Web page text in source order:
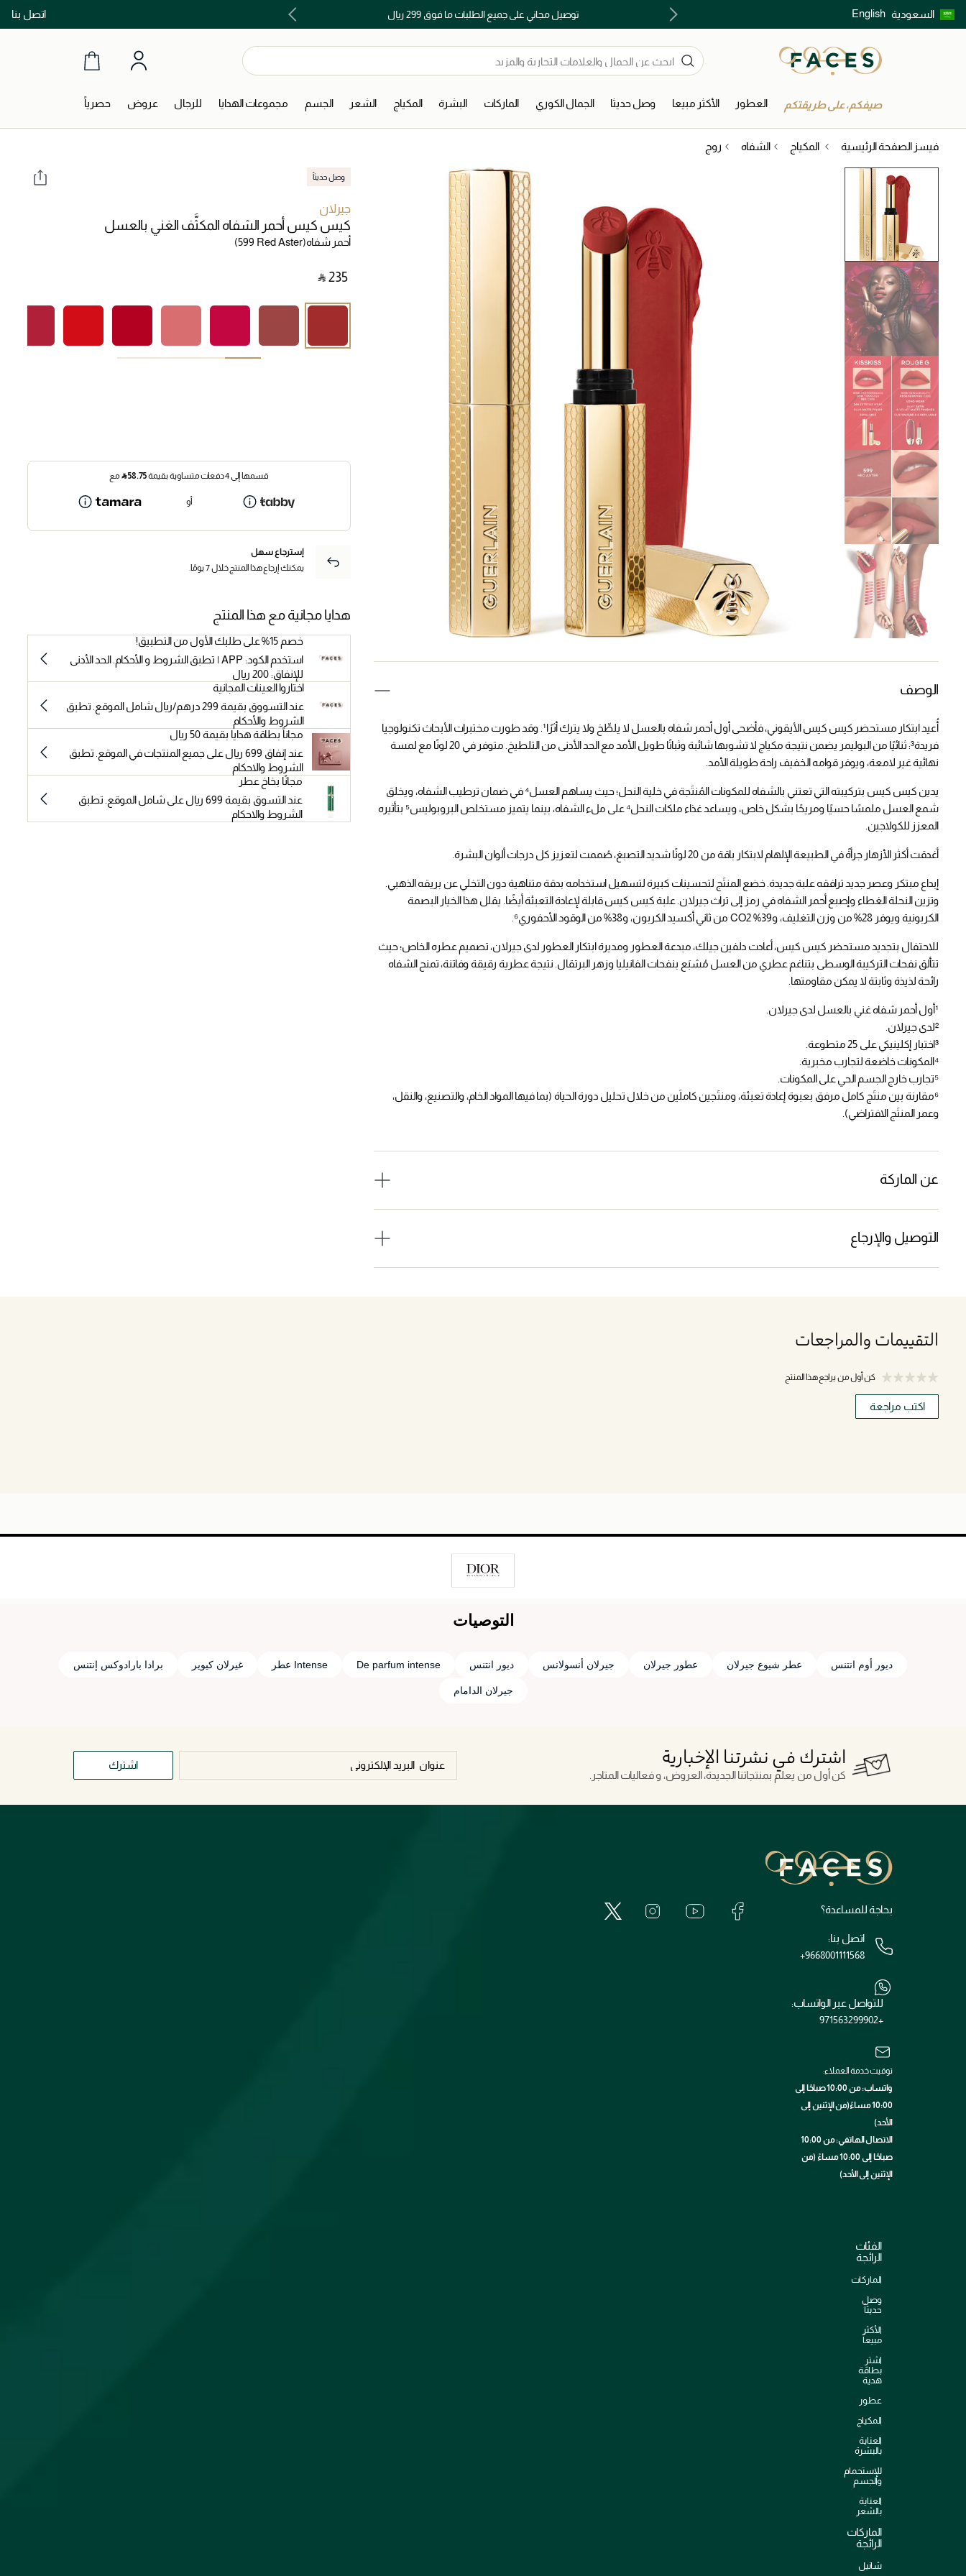
السعودية English اتصل بنااشتري الآن و ادفع لاحقاً مع تابي و تمارا! توصيل مجاني على جميع الطلبات ما فوق 299 ريال اكتشفوا خدمات الجمال المختارة بعناية
صيفكم، على طريقتكم العطور الأكثر مبيعا وصل حديثا الجمال الكوري الماركات البشرة المكياج الشعر الجسم مجموعات الهدايا للرجال عروض حصرياً
فيسز الصفحة الرئيسية المكياج الشفاه روج
الوصف
أُعيد ابتكار مستحضر كيس كيس الأيقوني، فأضحى أول أحمر شفاه بالعسل لا يلطِّخ ولا يترك أثرًا¹. وقد طورت مختبرات الأبحاث تكنولوجيا
فريدة³: ثنائيًا من البوليمر يضمن نتيجة مكياج لا تشوبها شائبة وثباتًا طويل الأمد مع الحد الأدنى من التلطيخ. متوفر في 20 لونًا مع لمسة
نهائية غير لامعة، ويوفر قوامه الخفيف راحة طويلة الأمد.
يدين كيس كيس بتركيبته التي تعتني بالشفاه للمكونات المُنتَجة في خلية النحل؛ حيث يساهم العسل⁴ في ضمان ترطيب الشفاه، ويخلق
شمع العسل ملمسًا حسيًا ومريحًا بشكل خاص، ويساعد غذاء ملكات النحل⁴ على ملء الشفاه، بينما يتميز مستخلص البروبوليس⁵ بتأثيره
المعزز للكولاجين.
أغدقت أكثر الأزهار جرأةً في الطبيعة الإلهام لابتكار باقة من 20 لونًا شديد التصبغ، صُممت لتعزيز كل درجات ألوان البشرة.
إبداع مبتكر وعصر جديد ترافقه علبة جديدة. خضع المنتَج لتحسينات كبيرة لتسهيل استخدامه بدقة متناهية دون التخلي عن بريقه الذهبي.
وتزين النحلة الغطاء وإصبع أحمر الشفاه في رمز إلى تراث جيرلان. علبة كيس كيس قابلة لإعادة التعبئة أيضًا. يقلل هذا الخيار البصمة
الكربونية ويوفر 28% من وزن التغليف، و39% CO2 من ثاني أكسيد الكربون، و38% من الوقود الأحفوري⁶.
للاحتفال بتجديد مستحضر كيس كيس، أعادت دلفين جيلك، مبدعة العطور ومديرة ابتكار العطور لدى جيرلان، تصميم عطره الخاص؛ حيث
تتألق نفحات التركيبة الوسطى بتناغم عطري من العسل مُشبَع بنفحات الفانيليا وزهر البرتقال. نتيجة عطرية رقيقة وفاتنة، تمنح الشفاه
رائحة لذيذة وثابتة لا يمكن مقاومتها.
¹أول أحمر شفاه غني بالعسل لدى جيرلان.
²لدى جيرلان.
³اختبار إكلينيكي على 25 متطوعة.
⁴المكونات خاضعة لتجارب مخبرية.
⁵تجارب خارج الجسم الحي على المكونات.
⁶مقارنة بين منتَج كامل مرفق بعبوة إعادة تعبئة، ومنتَجين كاملَين من خلال تحليل دورة الحياة (بما فيها المواد الخام، والتصنيع، والنقل،
وعمر المنتَج الافتراضي).
عن الماركة
التوصيل والإرجاع
وصل حديثاً
جيرلان
كيس كيس أحمر الشفاه المكثَّف الغني بالعسل
أحمر شفاه(599 Red Aster)
‎ ⃁ ⁦235⁩ ‎
قسمها إلى 4 دفعات متساوية بقيمة 58.75
⃁ مع
أو
إسترجاع سهل
يمكنك إرجاع هذا المنتج خلال 7 يومًا.
هدايا مجانية مع هذا المنتج
خصم 15% على طلبك الأول من التطبيق!
استخدم الكود: APP | تطبق الشروط و الأحكام. الحد الأدنى
للإنفاق: 200 ريال
اختاروا العينات المجانية
عند التسووق بقيمة 299 درهم/ريال شامل الموقع. تطبق
الشروط والأحكام
مجاناً بطاقة هدايا بقيمة 50 ريال
عند إنفاق 699 ريال على جميع المنتجات في الموقع. تطبق
الشروط والاحكام
مجانًا بخاخ عطر
عند التسوق بقيمة 699 ريال على شامل الموقع. تطبق
الشروط والاحكام
التقييمات والمراجعات
كن أول من يراجع هذا المنتج
اكتب مراجعة
التوصيات
ديور أوم انتنس عطر شيوع جيرلان عطور جيرلان جيرلان أنسولانس ديور انتنس De parfum intense Intense عطر غيرلان كيوير برادا بارادوكس إنتنس
جيرلان الدامام
اشترك في نشرتنا الإخبارية
كن أول من يعلم بمنتجاتنا الجديدة، العروض، و فعاليات المتاجر.
اشترك
بحاجة للمساعدة؟
اتصل بنا:
+9668001111568
للتواصل عبر الواتساب:
+971563299902
توقيت خدمة العملاء:
واتساب: من 10:00 صباحًا إلى
10:00 مساءً(من الإثنين إلى
الأحد)
الاتصال الهاتفي: من 10:00
صباحًا إلى 10:00 مساءً (من
الإثنين إلى الأحد)
الفئات
الرائجة
الماركات
وصل
حديثاً
الأكثر
مبيعاً
اشترِ
بطاقة
هدية
عطور
المكياج
العناية
بالبشرة
للإستحمام
والجسم
العناية
بالشعر
الماركات
الرائجة
شانيل